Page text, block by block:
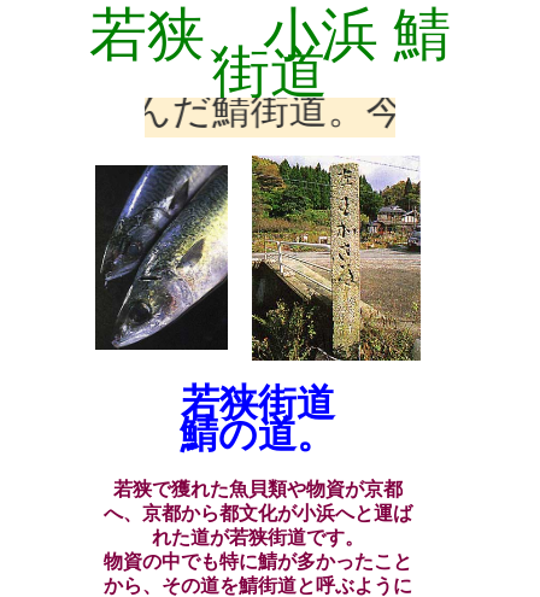
若狭、小浜 鯖
街道
んだ鯖街道。今も往来が激
若狭街道
鯖の道。
若狭で獲れた魚貝類や物資が京都
へ、京都から都文化が小浜へと運ば
れた道が若狭街道です。
物資の中でも特に鯖が多かったこと
から、その道を鯖街道と呼ぶように